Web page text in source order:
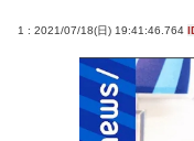
性行為の同意の
らもこれで勉強
パ 「高市に野次
1 : 2021/07/18(日) 19:41:46.764